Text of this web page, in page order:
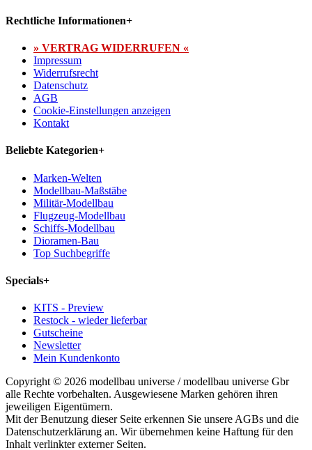
Rechtliche Informationen+
» VERTRAG WIDERRUFEN «
Impressum
Widerrufsrecht
Datenschutz
AGB
Cookie-Einstellungen anzeigen
Kontakt
Beliebte Kategorien+
Marken-Welten
Modellbau-Maßstäbe
Militär-Modellbau
Flugzeug-Modellbau
Schiffs-Modellbau
Dioramen-Bau
Top Suchbegriffe
Specials+
KITS - Preview
Restock - wieder lieferbar
Gutscheine
Newsletter
Mein Kundenkonto
Copyright © 2026 modellbau universe / modellbau universe Gbr
alle Rechte vorbehalten. Ausgewiesene Marken gehören ihren
jeweiligen Eigentümern.
Mit der Benutzung dieser Seite erkennen Sie unsere AGBs und die
Datenschutzerklärung an. Wir übernehmen keine Haftung für den
Inhalt verlinkter externer Seiten.